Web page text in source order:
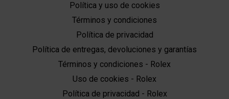
Política y uso de cookies
Términos y condiciones
Política de privacidad
Política de entregas, devoluciones y garantías
Términos y condiciones - Rolex
Uso de cookies - Rolex
Política de privacidad - Rolex